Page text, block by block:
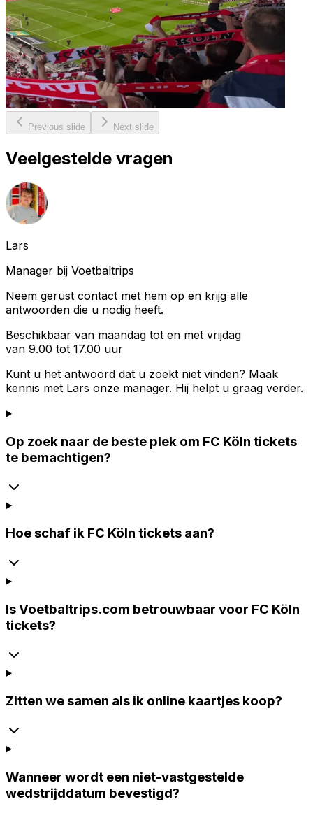
Previous slide Next slide
Veelgestelde vragen
Lars
Manager bij Voetbaltrips
Neem gerust contact met hem op en krijg alle
antwoorden die u nodig heeft.
Beschikbaar van maandag tot en met vrijdag
van 9.00 tot 17.00 uur
Kunt u het antwoord dat u zoekt niet vinden? Maak
kennis met Lars onze manager. Hij helpt u graag verder.
Op zoek naar de beste plek om FC Köln tickets
te bemachtigen?
Hoe schaf ik FC Köln tickets aan?
Is Voetbaltrips.com betrouwbaar voor FC Köln
tickets?
Zitten we samen als ik online kaartjes koop?
Wanneer wordt een niet-vastgestelde
wedstrijddatum bevestigd?